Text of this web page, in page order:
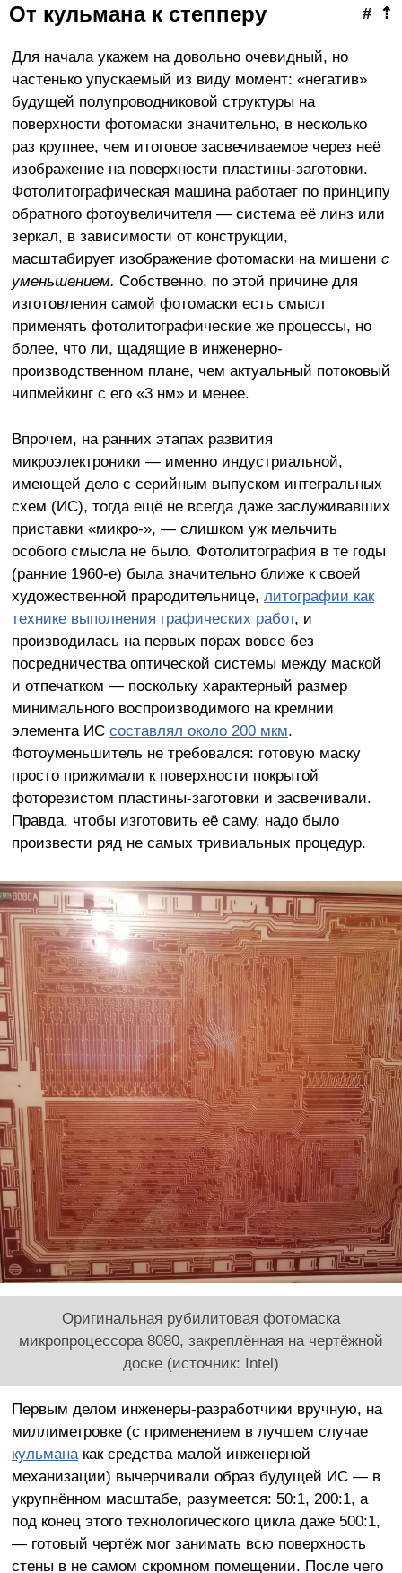
⇡
#
От кульмана к степперу
Для начала укажем на довольно очевидный, но
частенько упускаемый из виду момент: «негатив»
будущей полупроводниковой структуры на
поверхности фотомаски значительно, в несколько
раз крупнее, чем итоговое засвечиваемое через неё
изображение на поверхности пластины-заготовки.
Фотолитографическая машина работает по принципу
обратного фотоувеличителя — система её линз или
зеркал, в зависимости от конструкции,
масштабирует изображение фотомаски на мишени с
уменьшением. Собственно, по этой причине для
изготовления самой фотомаски есть смысл
применять фотолитографические же процессы, но
более, что ли, щадящие в инженерно-
производственном плане, чем актуальный потоковый
чипмейкинг с его «3 нм» и менее.
Впрочем, на ранних этапах развития
микроэлектроники — именно индустриальной,
имеющей дело с серийным выпуском интегральных
схем (ИС), тогда ещё не всегда даже заслуживавших
приставки «микро-», — слишком уж мельчить
особого смысла не было. Фотолитография в те годы
(ранние 1960-е) была значительно ближе к своей
художественной прародительнице, литографии как
технике выполнения графических работ, и
производилась на первых порах вовсе без
посредничества оптической системы между маской
и отпечатком — поскольку характерный размер
минимального воспроизводимого на кремнии
элемента ИС составлял около 200 мкм.
Фотоуменьшитель не требовался: готовую маску
просто прижимали к поверхности покрытой
фоторезистом пластины-заготовки и засвечивали.
Правда, чтобы изготовить её саму, надо было
произвести ряд не самых тривиальных процедур.
Оригинальная рубилитовая фотомаска
микропроцессора 8080, закреплённая на чертёжной
доске (источник: Intel)
Первым делом инженеры-разработчики вручную, на
миллиметровке (с применением в лучшем случае
кульманакак средства малой инженерной
механизации) вычерчивали образ будущей ИС — в
укрупнённом масштабе, разумеется: 50:1, 200:1, а
под конец этого технологического цикла даже 500:1,
— готовый чертёж мог занимать всю поверхность
стены в не самом скромном помещении. После чего